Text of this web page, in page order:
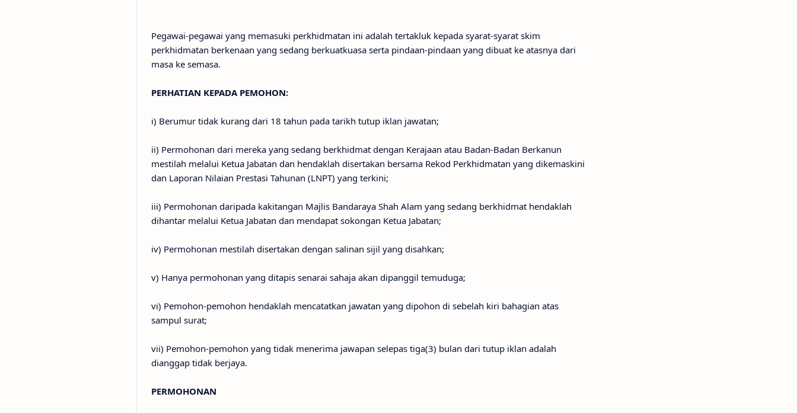
Pegawai-pegawai yang memasuki perkhidmatan ini adalah tertakluk kepada syarat-syarat skim
perkhidmatan berkenaan yang sedang berkuatkuasa serta pindaan-pindaan yang dibuat ke atasnya dari
masa ke semasa.
PERHATIAN KEPADA PEMOHON:
i) Berumur tidak kurang dari 18 tahun pada tarikh tutup iklan jawatan;
ii) Permohonan dari mereka yang sedang berkhidmat dengan Kerajaan atau Badan-Badan Berkanun
mestilah melalui Ketua Jabatan dan hendaklah disertakan bersama Rekod Perkhidmatan yang dikemaskini
dan Laporan Nilaian Prestasi Tahunan (LNPT) yang terkini;
iii) Permohonan daripada kakitangan Majlis Bandaraya Shah Alam yang sedang berkhidmat hendaklah
dihantar melalui Ketua Jabatan dan mendapat sokongan Ketua Jabatan;
iv) Permohonan mestilah disertakan dengan salinan sijil yang disahkan;
v) Hanya permohonan yang ditapis senarai sahaja akan dipanggil temuduga;
vi) Pemohon-pemohon hendaklah mencatatkan jawatan yang dipohon di sebelah kiri bahagian atas
sampul surat;
vii) Pemohon-pemohon yang tidak menerima jawapan selepas tiga(3) bulan dari tutup iklan adalah
dianggap tidak berjaya.
PERMOHONAN